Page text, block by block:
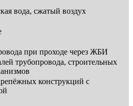
вода, сжатый воздух
при проходе через ЖБИ
трубопровода, строительных
конструкций с